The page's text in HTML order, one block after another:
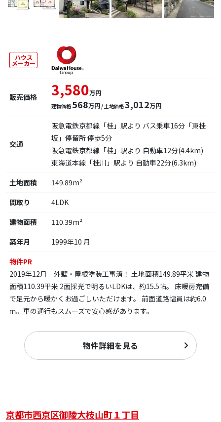
ハウス
メーカー
販売価格 3,580万円
建物価格 568万円 / 土地価格3,012万円
交通
阪急電鉄京都線「桂」駅より バス乗車16分「東桂
坂」停留所 停歩5分
阪急電鉄京都線「桂」駅より 自動車12分(4.4km)
東海道本線「桂川」駅より 自動車22分(6.3km)
土地面積
149.89m²
間取り
4LDK
建物面積
110.39m²
築年月
1999年10 月
物件PR
2019年12月 外壁・屋根塗装工事済！ 土地面積149.89平米 建物
面積110.39平米 2面採光で明るいLDKは、約15.5帖。 床暖房完備
で足元から暖かくお過ごしいただけます。 前面道路幅員は約6.0
ｍ。車の通行もスムーズで安心感があります。
物件詳細を見る
京都市西京区御陵大枝山町１丁目